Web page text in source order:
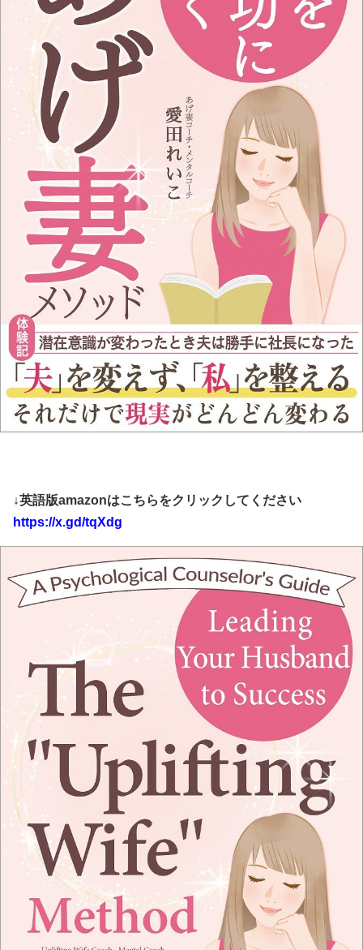
↓英語版amazonはこちらをクリックしてください
https://x.gd/tqXdg